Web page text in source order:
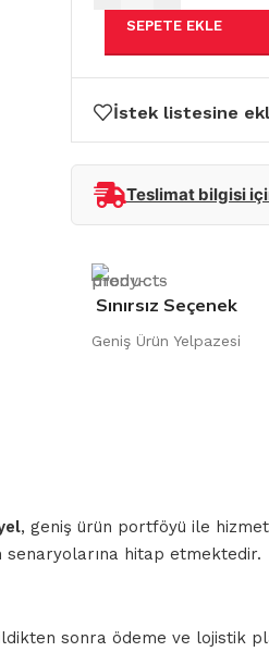
SEPETE EKLE
İstek listesine
Teslimat bilgisi
Sınırsız Seçenek
Geniş Ürün Yelpazesi
, geniş ürün portföyü ile
senaryolarına hitap etmektedir.
sonra ödeme ve lojistik